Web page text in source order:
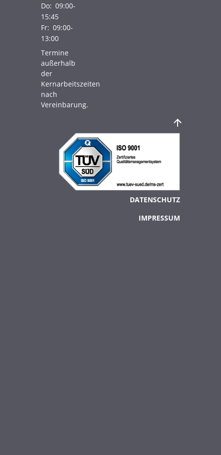
Do: 09:00-
15:45
Fr: 09:00-
13:00
Termine
außerhalb
der
Kernarbeitszeiten
nach
Vereinbarung.
Footer Menü
DATENSCHUTZ
IMPRESSUM